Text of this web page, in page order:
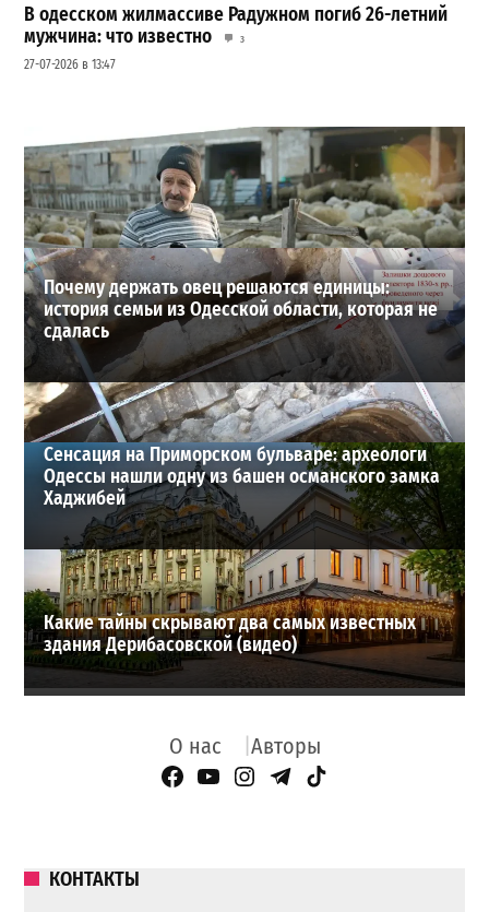
В одесском жилмассиве Радужном погиб 26-летний
мужчина: что известно
3
27-07-2026 в 13:47
Шезлонги, бунгало и VIP-зоны: сколько придется
заплатить за отдых в Аркадии
21-07-2026 в 19:23
ВИБОР РЕДАКЦИИ
Почему держать овец решаются единицы:
история семьи из Одесской области, которая не
сдалась
Сенсация на Приморском бульваре: археологи
Одессы нашли одну из башен османского замка
Хаджибей
Какие тайны скрывают два самых известных
здания Дерибасовской (видео)
О нас Авторы
Facebook Page
YouTube
Instagram
Telegram
TikTok
КОНТАКТЫ